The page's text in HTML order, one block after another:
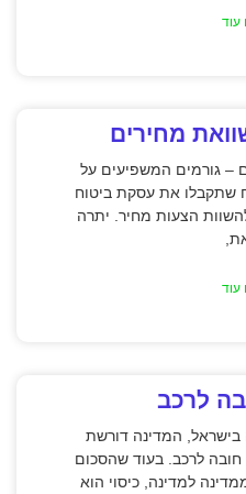
עוד
מחירים
– גורמים המשפיעים על
שתקבלו את עסקת ביטוח
הצעות מחיר. יתרה
עוד
לרכב
בישראל, המדינה דורשת
לרכב. בעוד שהסכום
למדינה, כיסוי הוא